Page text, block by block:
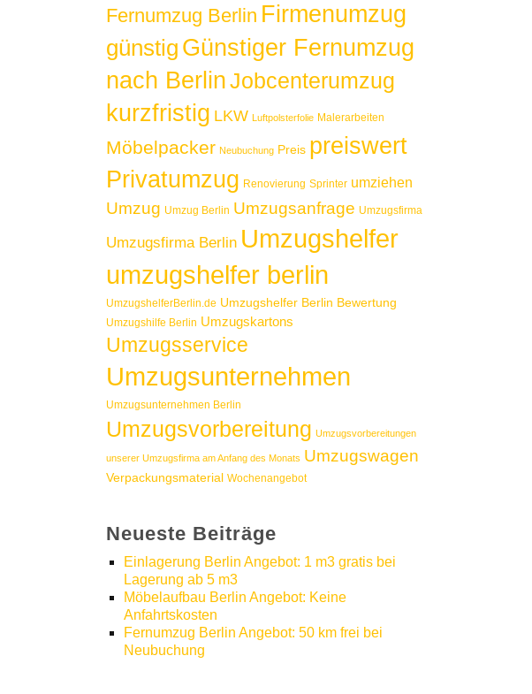
Fernumzug Berlin Firmenumzug
günstig Günstiger Fernumzug
nach BerlinJobcenterumzug
kurzfristig LKW Luftpolsterfolie Malerarbeiten
Möbelpacker Neubuchung Preis preiswert
Privatumzug Renovierung Sprinter umziehen
Umzug Umzug Berlin Umzugsanfrage Umzugsfirma
Umzugsfirma Berlin Umzugshelfer
umzugshelfer berlin
UmzugshelferBerlin.de Umzugshelfer Berlin Bewertung
Umzugshilfe Berlin Umzugskartons
Umzugsservice
Umzugsunternehmen
Umzugsunternehmen Berlin
Umzugsvorbereitung Umzugsvorbereitungen
unserer Umzugsfirma am Anfang des Monats Umzugswagen
Verpackungsmaterial Wochenangebot
Neueste Beiträge
Einlagerung Berlin Angebot: 1 m3 gratis bei
Lagerung ab 5 m3
Möbelaufbau Berlin Angebot: Keine
Anfahrtskosten
Fernumzug Berlin Angebot: 50 km frei bei
Neubuchung